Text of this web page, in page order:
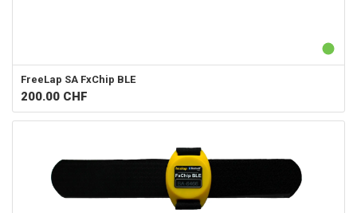
FreeLap SA FxChip BLE
200.00 CHF